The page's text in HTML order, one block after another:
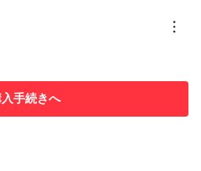
入手続きへ